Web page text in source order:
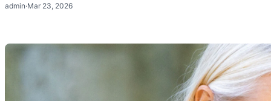
admin·Mar 23, 2026